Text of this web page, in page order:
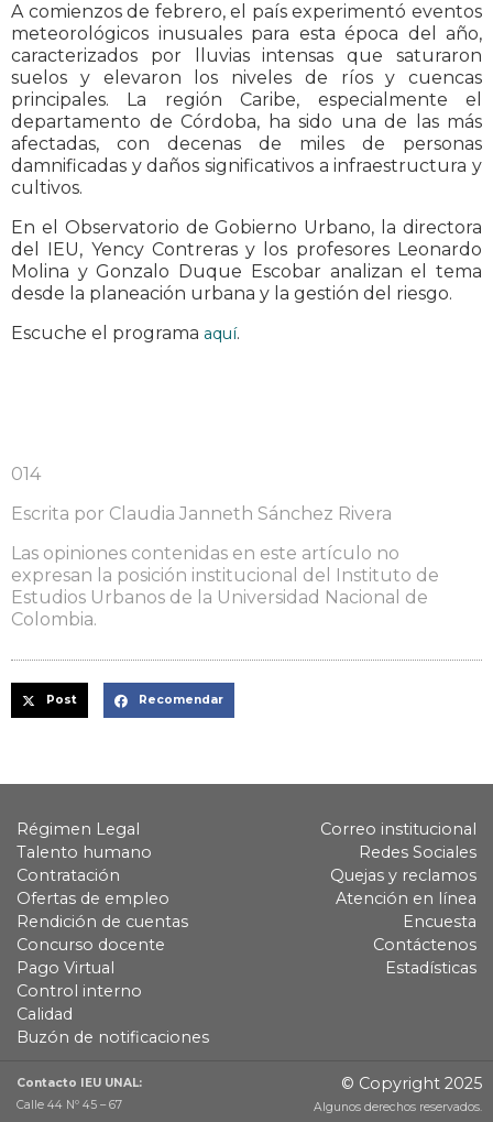
A comienzos de febrero, el país experimentó eventos
meteorológicos inusuales para esta época del año,
caracterizados por lluvias intensas que saturaron
suelos y elevaron los niveles de ríos y cuencas
principales. La región Caribe, especialmente el
departamento de Córdoba, ha sido una de las más
afectadas, con decenas de miles de personas
damnificadas y daños significativos a infraestructura y
cultivos.
En el Observatorio de Gobierno Urbano, la directora
del IEU, Yency Contreras y los profesores Leonardo
Molina y Gonzalo Duque Escobar analizan el tema
desde la planeación urbana y la gestión del riesgo.
Escuche el programa aquí.
014
Escrita por Claudia Janneth Sánchez Rivera
Las opiniones contenidas en este artículo no
expresan la posición institucional del Instituto de
Estudios Urbanos de la Universidad Nacional de
Colombia.
Post Recomendar
Régimen Legal
Talento humano
Contratación
Ofertas de empleo
Rendición de cuentas
Concurso docente
Pago Virtual
Control interno
Calidad
Buzón de notificaciones
Correo institucional
Redes Sociales
Quejas y reclamos
Atención en línea
Encuesta
Contáctenos
Estadísticas
Contacto IEU UNAL:
Calle 44 Nº 45 – 67
© Copyright 2025
Algunos derechos reservados.